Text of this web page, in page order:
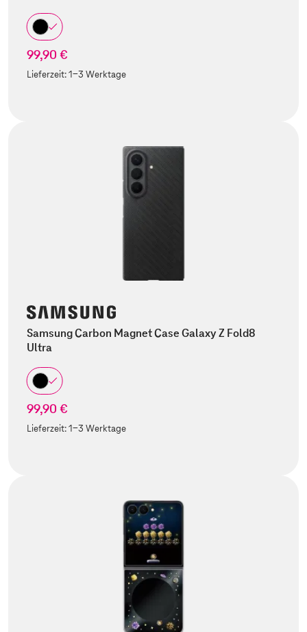
99,90 €
Lieferzeit:1-3 Werktage
Samsung Carbon Magnet Case Galaxy Z Fold8
Ultra
99,90 €
Lieferzeit:1-3 Werktage